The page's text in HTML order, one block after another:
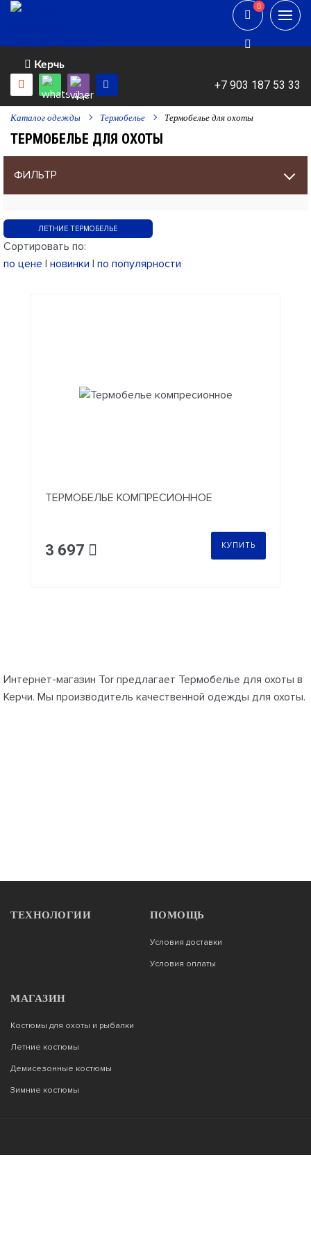
Керчь
+7 903 187 53 33
0
0
Каталог одежды Термобелье Термобелье для охоты
ТЕРМОБЕЛЬЕ ДЛЯ ОХОТЫ
ФИЛЬТР
ЛЕТНИЕ ТЕРМОБЕЛЬЕ
Сортировать по:
по цене | новинки | по популярности
ТЕРМОБЕЛЬЕ КОМПРЕСИОННОЕ
3 697 КУПИТЬ
Интернет-магазин Tor предлагает Термобелье для охоты в
Керчи. Мы производитель качественной одежды для охоты.
ТЕХНОЛОГИИ ПОМОЩЬ
Условия доставки
Условия оплаты
МАГАЗИН
Костюмы для охоты и рыбалки
Летние костюмы
Демисезонные костюмы
Зимние костюмы